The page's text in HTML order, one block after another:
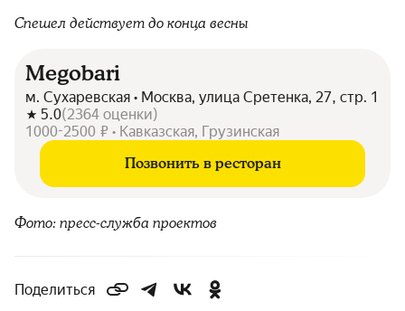
Спешел действует до конца весны
Megobari
м. Сухаревская • Москва, улица Сретенка, 27, стр. 1
5.0(2364 оценки)
1000-2500 ₽ • Кавказская, Грузинская
Позвонить в ресторан
Фото: пресс-служба проектов
Поделиться